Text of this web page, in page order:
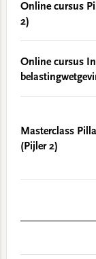
Online cursus
2)
Online cursus
Masterclass
(Pijler 2)